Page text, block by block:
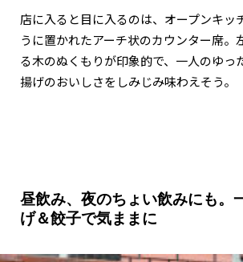
店に入ると目に入るのは、オープンキッ
うに置かれたアーチ状のカウンター席。
る木のぬくもりが印象的で、一人のゆっ
揚げのおいしさをしみじみ味わえそう。
昼飲み、夜のちょい飲みにも。
げ＆餃子で気ままに